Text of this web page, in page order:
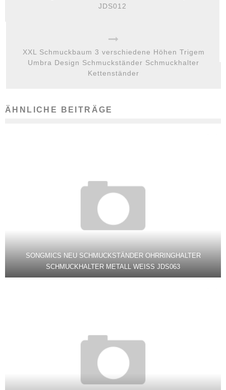
JDS012
XXL Schmuckbaum 3 verschiedene Höhen Trigem
Umbra Design Schmuckständer Schmuckhalter
Kettenständer
ÄHNLICHE BEITRÄGE
SONGMICS NEU SCHMUCKSTÄNDER OHRRINGHALTER
SCHMUCKHALTER METALL WEISS JDS063